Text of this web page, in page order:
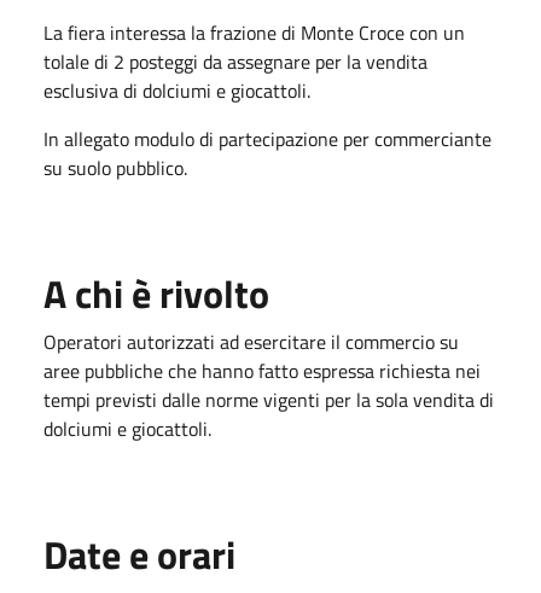
La fiera interessa la frazione di Monte Croce con un
tolale di 2 posteggi da assegnare per la vendita
esclusiva di dolciumi e giocattoli.
In allegato modulo di partecipazione per commerciante
su suolo pubblico.
A chi è rivolto
Operatori autorizzati ad esercitare il commercio su
aree pubbliche che hanno fatto espressa richiesta nei
tempi previsti dalle norme vigenti per la sola vendita di
dolciumi e giocattoli.
Date e orari